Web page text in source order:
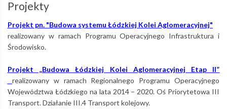
Kolej
Projekty
Projekt pn. "Budowa systemu Łódzkiej Kolei Aglomeracyjnej"
realizowany w ramach Programu Operacyjnego Infrastruktura i
Środowisko.
Projekt „Budowa Łódzkiej Kolei Aglomeracyjnej Etap II”
realizowany w ramach Regionalnego Programu Operacyjnego
Województwa Łódzkiego na lata 2014 – 2020. Oś Priorytetowa III
Transport. Działanie III.4 Transport kolejowy.